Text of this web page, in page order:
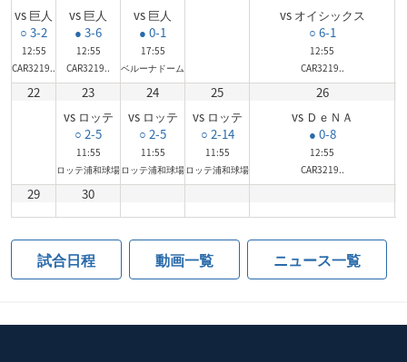
vs 巨人
○ 3-2
12:55
CAR3219..
vs 巨人
● 3-6
12:55
CAR3219..
vs 巨人
● 0-1
17:55
ベルーナドーム
vs オイシックス
○ 6-1
12:55
CAR3219..
22
23
vs ロッテ
○ 2-5
11:55
ロッテ浦和球場
24
vs ロッテ
○ 2-5
11:55
ロッテ浦和球場
25
vs ロッテ
○ 2-14
11:55
ロッテ浦和球場
26
vs ＤｅＮＡ
● 0-8
12:55
CAR3219..
29 30
試合日程 動画一覧 ニュース一覧